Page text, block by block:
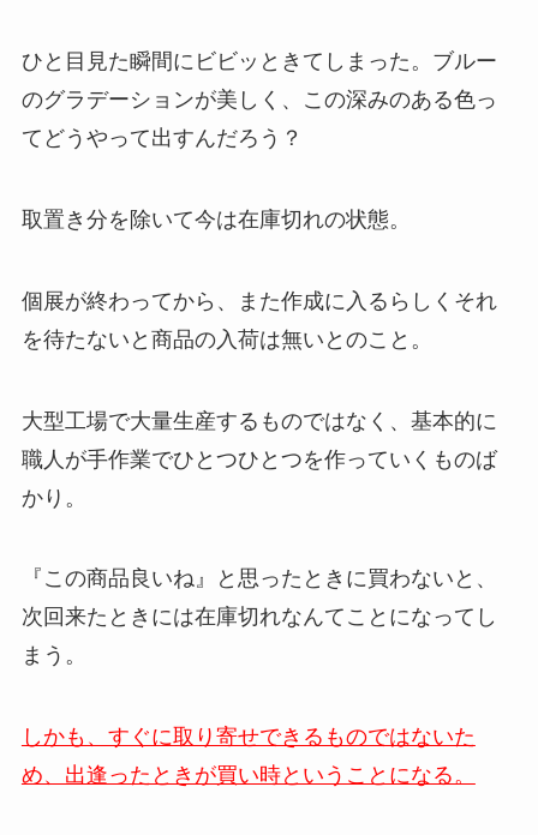
ひと目見た瞬間にビビッときてしまった。ブルー
のグラデーションが美しく、この深みのある色っ
てどうやって出すんだろう？
取置き分を除いて今は在庫切れの状態。
個展が終わってから、また作成に入るらしくそれ
を待たないと商品の入荷は無いとのこと。
大型工場で大量生産するものではなく、基本的に
職人が手作業でひとつひとつを作っていくものば
かり。
『この商品良いね』と思ったときに買わないと、
次回来たときには在庫切れなんてことになってし
まう。
しかも、すぐに取り寄せできるものではないた
め、出逢ったときが買い時ということになる。